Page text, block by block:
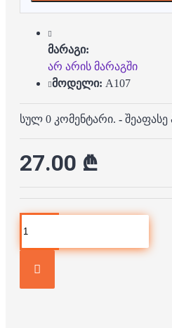
მარაგი:
არ არის მარაგში
მოდელი: A107
სულ 0 კომენტარი. -
27.00 ₾